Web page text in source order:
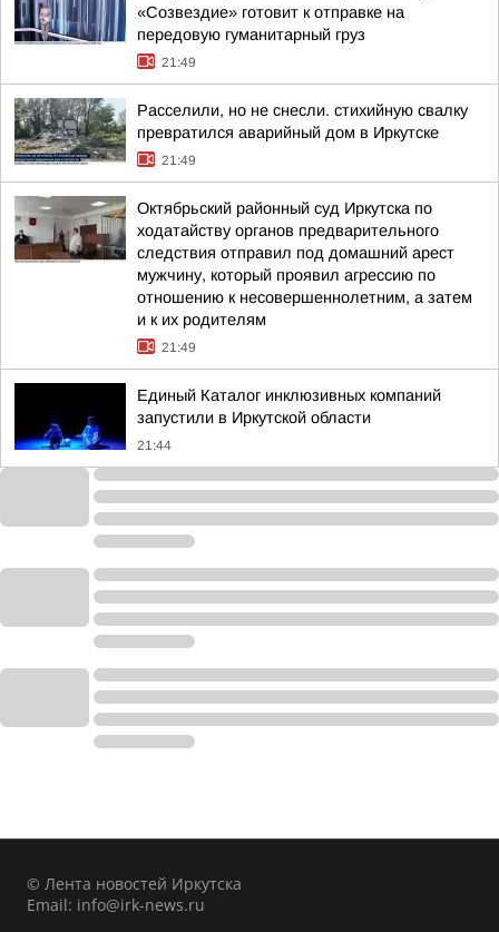
«Созвездие» готовит к отправке на
передовую гуманитарный груз
21:49
Расселили, но не снесли. стихийную свалку
превратился аварийный дом в Иркутске
21:49
Октябрьский районный суд Иркутска по
ходатайству органов предварительного
следствия отправил под домашний арест
мужчину, который проявил агрессию по
отношению к несовершеннолетним, а затем
и к их родителям
21:49
Единый Каталог инклюзивных компаний
запустили в Иркутской области
21:44
© Лента новостей Иркутска
Email: info@irk-news.ru